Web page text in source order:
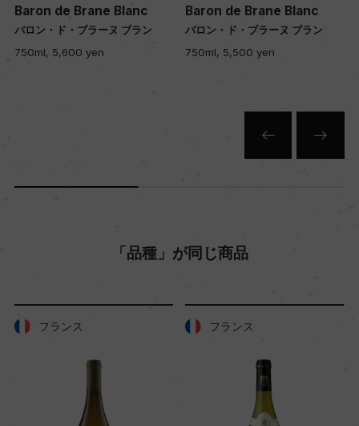
入数
12
Baron de Brane Blanc
バロン・ド・ブラーヌ ブラン
750ml, 5,600 yen
Baron de Brane Blanc
バロン・ド・ブラーヌ ブラン
750ml, 5,500 yen
「品種」が同じ商品
フランス フランス